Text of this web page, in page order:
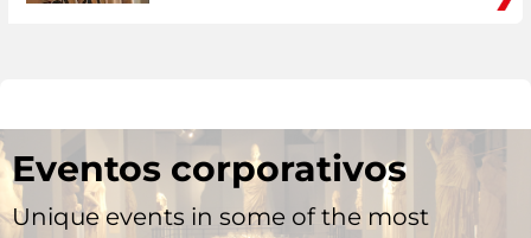
Eventos corporativos
Unique events in some of the most